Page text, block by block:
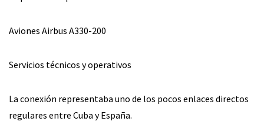
Aviones Airbus A330-200
Servicios técnicos y operativos
La conexión representaba uno de los pocos enlaces directos
regulares entre Cuba y España.